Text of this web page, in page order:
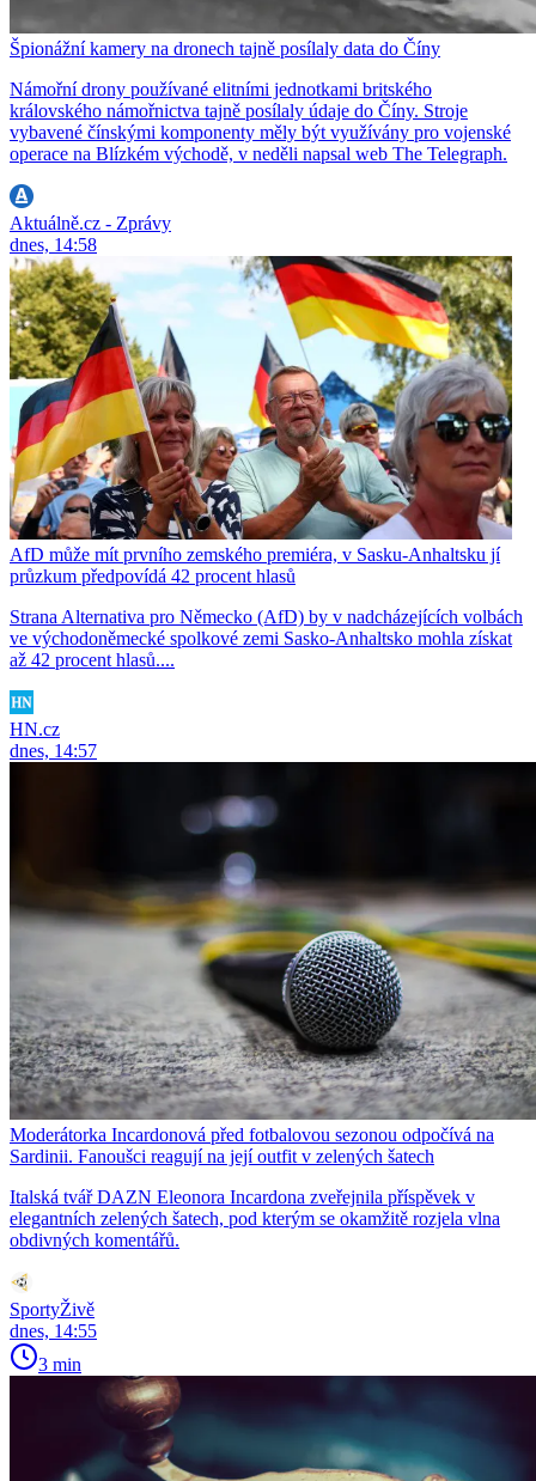
Špionážní kamery na dronech tajně posílaly data do Číny
Námořní drony používané elitními jednotkami britského
královského námořnictva tajně posílaly údaje do Číny. Stroje
vybavené čínskými komponenty měly být využívány pro vojenské
operace na Blízkém východě, v neděli napsal web The Telegraph.
Aktuálně.cz - Zprávy
dnes, 14:58
AfD může mít prvního zemského premiéra, v Sasku-Anhaltsku jí
průzkum předpovídá 42 procent hlasů
Strana Alternativa pro Německo (AfD) by v nadcházejících volbách
ve východoněmecké spolkové zemi Sasko-Anhaltsko mohla získat
až 42 procent hlasů....
HN.cz
dnes, 14:57
Moderátorka Incardonová před fotbalovou sezonou odpočívá na
Sardinii. Fanoušci reagují na její outfit v zelených šatech
Italská tvář DAZN Eleonora Incardona zveřejnila příspěvek v
elegantních zelených šatech, pod kterým se okamžitě rozjela vlna
obdivných komentářů.
SportyŽivě
dnes, 14:55
3 min